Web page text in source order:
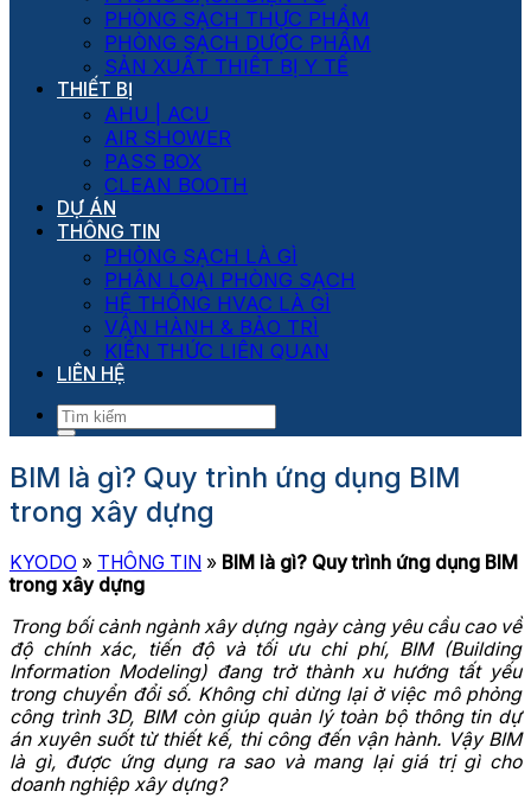
PHÒNG SẠCH THỰC PHẨM
PHÒNG SẠCH DƯỢC PHẨM
SẢN XUẤT THIẾT BỊ Y TẾ
THIẾT BỊ
AHU | ACU
AIR SHOWER
PASS BOX
CLEAN BOOTH
DỰ ÁN
THÔNG TIN
PHÒNG SẠCH LÀ GÌ
PHÂN LOẠI PHÒNG SẠCH
HỆ THỐNG HVAC LÀ GÌ
VẬN HÀNH & BẢO TRÌ
KIẾN THỨC LIÊN QUAN
LIÊN HỆ
BIM là gì? Quy trình ứng dụng BIM
trong xây dựng
KYODO » THÔNG TIN » BIM là gì? Quy trình ứng dụng BIM
trong xây dựng
Trong bối cảnh ngành xây dựng ngày càng yêu cầu cao về
độ chính xác, tiến độ và tối ưu chi phí, BIM (Building
Information Modeling) đang trở thành xu hướng tất yếu
trong chuyển đổi số. Không chỉ dừng lại ở việc mô phỏng
công trình 3D, BIM còn giúp quản lý toàn bộ thông tin dự
án xuyên suốt từ thiết kế, thi công đến vận hành. Vậy BIM
là gì, được ứng dụng ra sao và mang lại giá trị gì cho
doanh nghiệp xây dựng?